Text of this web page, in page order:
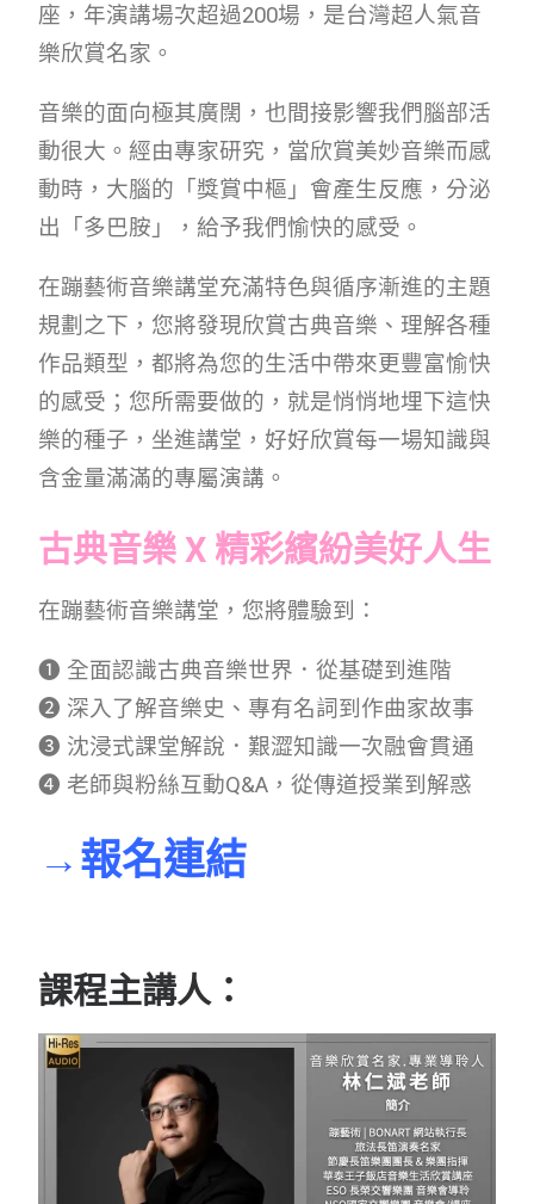
座，年演講場次超過200場，是台灣超人氣音
樂欣賞名家。
音樂的面向極其廣闊，也間接影響我們腦部活
動很大。經由專家研究，當欣賞美妙音樂而感
動時，大腦的「獎賞中樞」會產生反應，分泌
出「多巴胺」，給予我們愉快的感受。
在蹦藝術音樂講堂充滿特色與循序漸進的主題
規劃之下，您將發現欣賞古典音樂、理解各種
作品類型，都將為您的生活中帶來更豐富愉快
的感受；您所需要做的，就是悄悄地埋下這快
樂的種子，坐進講堂，好好欣賞每一場知識與
含金量滿滿的專屬演講。
古典音樂 X 精彩繽紛美好人生
在蹦藝術音樂講堂，您將體驗到：
❶ 全面認識古典音樂世界．從基礎到進階
❷ 深入了解音樂史、專有名詞到作曲家故事
❸ 沈浸式課堂解說．艱澀知識一次融會貫通
❹ 老師與粉絲互動Q&A，從傳道授業到解惑
→報名連結
課程主講人：